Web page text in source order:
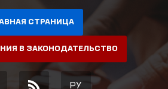
СТРАНИЦА
В ЗАКОНОДАТЕЛЬСТВО
РУ